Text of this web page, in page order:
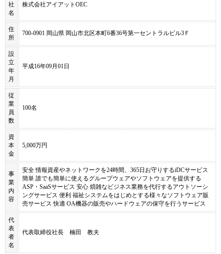
社
名
株式会社アイアットOEC
住
所
700-0901 岡山県 岡山市北区本町6番36号第一セントラルビル3Ｆ
設
立
年
月
平成16年09月01日
従
業
員
数
100名
資
本
金
5,000万円
事
業
内
容
安全 情報資産やネットワークを24時間、365日お守りするiDCサービス
簡単 誰でも簡単に使えるグループウェアやソフトウェアを提供する
ASP・SaaSサービス 安心 煩雑なビジネス業務を代行するアウトソーシ
ングサービス 便利 福祉システムをはじめとする様々なソフトウェア販
売サービス 快適 OA機器の販売やハードウェアの保守を行うサービス
代
表
者
名
代表取締役社長 楠田 教夫